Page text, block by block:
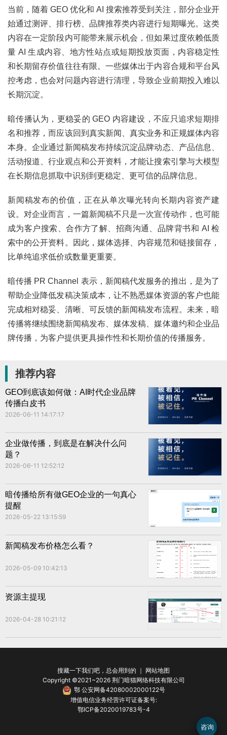
当前，随着 GEO 优化和 AI 搜索推荐受到关注，部分企业开
始通过测评、排行榜、品牌推荐类内容进行短期曝光。这类
内容在一定阶段内可能带来展示机会，但如果过度依赖低质
量 AI 生成内容、地方性站点或短期投放页面，内容稳定性
和长期留存价值往往有限。一些媒体出于内容合规和平台风
控考虑，也会对问题内容进行清理，导致企业前期投入难以
长期沉淀。
暗传播认为，更稳妥的 GEO 内容建设，不应只追求短期排
名和推荐，而应该回到真实新闻、真实业务和正规媒体内容
本身。企业通过新闻稿发布持续沉淀品牌动态、产品信息、
活动报道、行业观点和公开资料，才能让搜索引擎与大模型
在长期信息抓取中识别到更稳定、更可信的品牌信息。
新闻稿发布的价值，正在从单次曝光转向长期内容资产建
设。对企业而言，一篇新闻稿不只是一次宣传动作，也可能
成为客户搜索、合作方了解、招商沟通、品牌背书和 AI 检
索中的公开资料。因此，媒体选择、内容规范和链接留存，
比单纯追求低价或数量更重要。
暗传播 PR Channel 表示，新闻稿代发服务的推出，是为了
帮助企业降低发稿决策成本，让不熟悉媒体资源的客户也能
完成相对稳妥、清晰、可反馈的新闻稿发布流程。未来，暗
传播将继续围绕新闻稿发布、媒体发稿、媒体邀约和企业品
牌传播，为客户提供更具操作性和长期价值的传播服务。
推荐内容
GEO到底该如何做：AI时代企业品牌
传播白皮书
2026-06-11 14:17:17
企业做传播，到底是在解决什么问
题？
2026-06-11 12:52:12
暗传播给所有做GEO企业的一句真心
提醒
2026-05-22 13:15:59
新闻稿发布价格怎么看？
2026-05-09 10:42:13
资源主提现
2026-04-28 10:21:12
搜藏一下我们吧，总会用到的 ｜ 网站地图
Copyright ©2021~2026 荆门暗猫网络科技有限公司
鄂 公安网备42080002000122号
增值电信业务经营许可证备案号:
鄂ICP备2020019783号-4